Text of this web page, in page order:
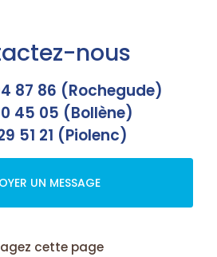
nous
87 86 (Rochegude)
45 05 (Bollène)
51 21 (Piolenc)
UN MESSAGE
cette page